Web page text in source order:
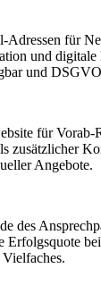
Adressen für
und
und
für Vorab-
zusätzlicher
Angebote.
des
Erfolgsquote